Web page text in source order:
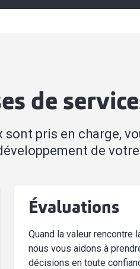
de
pris en charge,
de
Évaluations
Quand la valeur rencontre
nous vous aidons à
décisions en toute